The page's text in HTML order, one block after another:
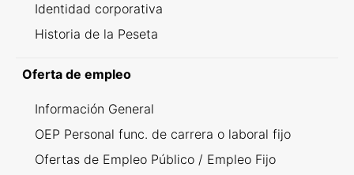
Identidad corporativa
Historia de la Peseta
Oferta de empleo
Información General
OEP Personal func. de carrera o laboral fijo
Ofertas de Empleo Público / Empleo Fijo